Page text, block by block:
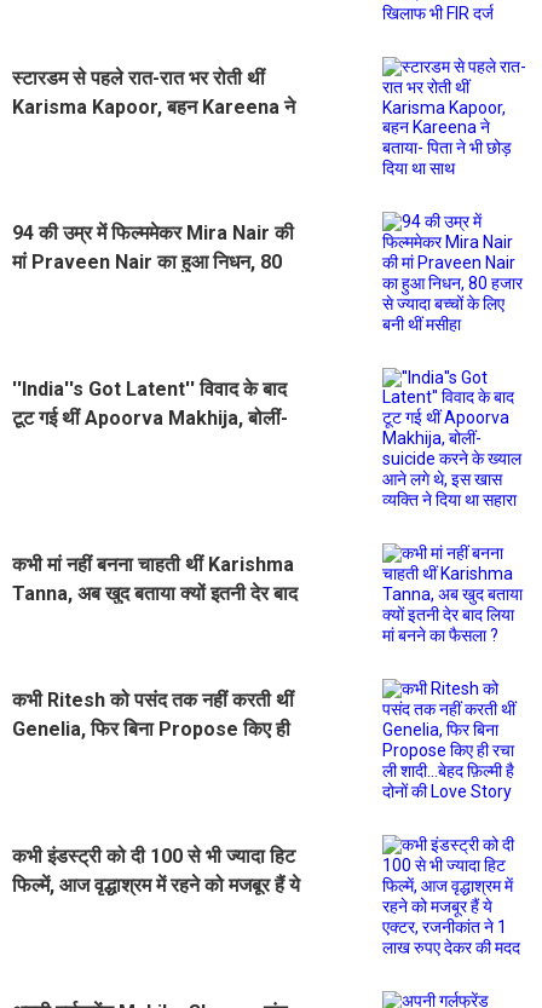
स्टारडम से पहले रात-रात भर रोती थीं
Karisma Kapoor, बहन Kareena ने
94 की उम्र में फिल्ममेकर Mira Nair की
मां Praveen Nair का हुआ निधन, 80
''India''s Got Latent'' विवाद के बाद
टूट गई थीं Apoorva Makhija, बोलीं-
कभी मां नहीं बनना चाहती थीं Karishma
Tanna, अब खुद बताया क्यों इतनी देर बाद
कभी Ritesh को पसंद तक नहीं करती थीं
Genelia, फिर बिना Propose किए ही
कभी इंडस्ट्री को दी 100 से भी ज्यादा हिट
फिल्में, आज वृद्धाश्रम में रहने को मजबूर हैं ये